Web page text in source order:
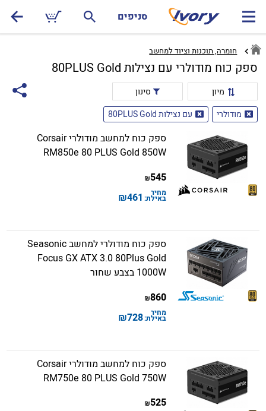
סניפים
חומרה, תוכנות וציוד למחשב
ספק כוח מודולרי עם נצילות 80PLUS Gold
מיון
סינון
מודולרי
עם נצילות 80PLUS Gold
ספק כוח למחשב מודולרי Corsair
RM850e 80 PLUS Gold 850W
545
₪
מחיר
באילת: 461
₪
ספק כוח מודולרי למחשב Seasonic
Focus GX ATX 3.0 80Plus Gold
1000W בצבע שחור
860
₪
מחיר
באילת:728
₪
ספק כוח למחשב מודולרי Corsair
RM750e 80 PLUS Gold 750W
525
₪